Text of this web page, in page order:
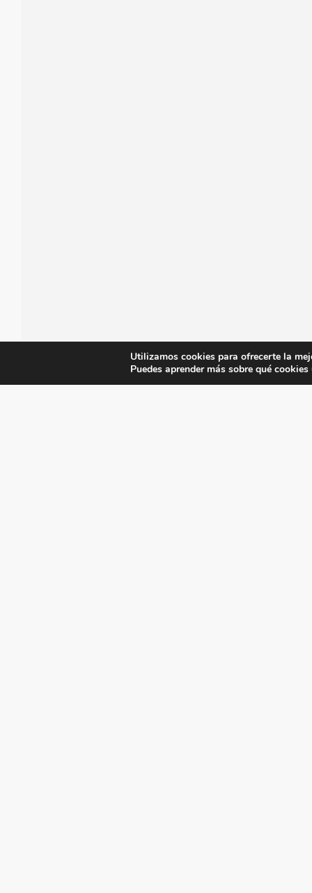
Utilizamos cookies para ofrecerte la
Puedes aprender más sobre qué